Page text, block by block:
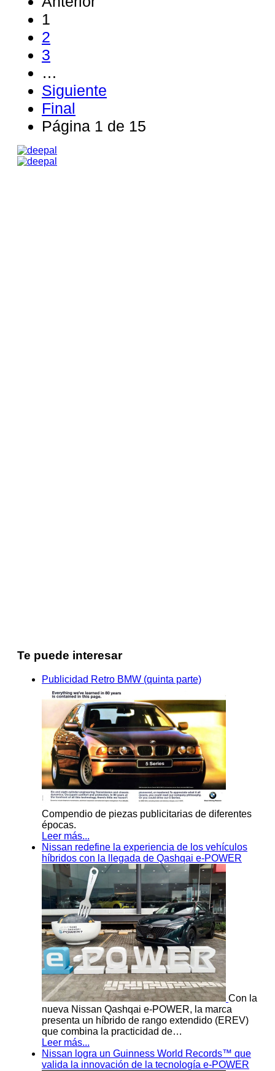
1
2
3
…
Siguiente
Final
Página 1 de 15
Te puede interesar
Publicidad Retro BMW (quinta parte)
Compendio de piezas publicitarias de diferentes
épocas.
Leer más...
Nissan redefine la experiencia de los vehículos
híbridos con la llegada de Qashqai e-POWER
Con la
nueva Nissan Qashqai e-POWER, la marca
presenta un híbrido de rango extendido (EREV)
que combina la practicidad de…
Leer más...
Nissan logra un Guinness World Records™ que
valida la innovación de la tecnología e-POWER